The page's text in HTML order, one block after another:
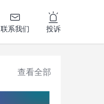
联系我们 投诉
查看全部